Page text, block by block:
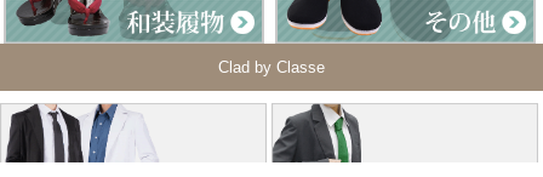
Clad by Classe